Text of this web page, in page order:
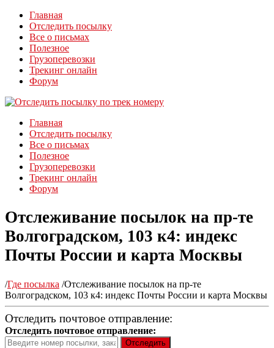
Главная
Отследить посылку
Все о письмах
Полезное
Грузоперевозки
Трекинг онлайн
Форум
Главная
Отследить посылку
Все о письмах
Полезное
Грузоперевозки
Трекинг онлайн
Форум
Отслеживание посылок на пр-те
Волгоградском, 103 к4: индекс
Почты России и карта Москвы
/Где посылка /Отслеживание посылок на пр-те
Волгоградском, 103 к4: индекс Почты России и карта Москвы
Отследить почтовое отправление:
Отследить почтовое отправление: